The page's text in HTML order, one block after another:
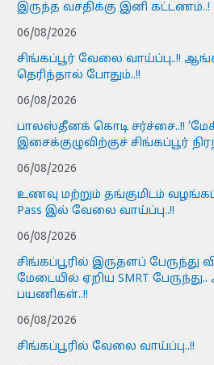
இருந்த வசதிக்கு இனி கட்டணம்..!
06/08/2026
சிங்கப்பூர் வேலை வாய்ப்பு..!!
தெரிந்தால் போதும்..!!
06/08/2026
பாலஸ்தீனக் கொடி சர்ச்சை..!!
இசைக்குழுவிற்குச் சிங்கப்பூர்
06/08/2026
உணவு மற்றும் தங்குமிடம்
Pass இல் வேலை வாய்ப்பு..!!
06/08/2026
சிங்கப்பூரில் இருதளப் பேருந்து
மேடையில் ஏறிய SMRT பேருந்து..
பயணிகள்..!!
06/08/2026
சிங்கப்பூரில் வேலை வாய்ப்பு..!!